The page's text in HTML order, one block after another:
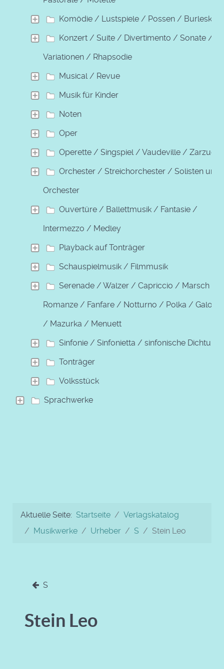
Komödie / Lustspiele / Possen / Burleske
Konzert / Suite / Divertimento / Sonate /
Variationen / Rhapsodie
Musical / Revue
Musik für Kinder
Noten
Oper
Operette / Singspiel / Vaudeville / Zarzuela
Orchester / Streichorchester / Solisten und
Orchester
Ouvertüre / Ballettmusik / Fantasie /
Intermezzo / Medley
Playback auf Tonträger
Schauspielmusik / Filmmusik
Serenade / Walzer / Capriccio / Marsch /
Romanze / Fanfare / Notturno / Polka / Galopp
/ Mazurka / Menuett
Sinfonie / Sinfonietta / sinfonische Dichtung
Tonträger
Volksstück
Sprachwerke
Aktuelle Seite: Startseite
Verlagskatalog
Musikwerke
Urheber S Stein Leo
S
Stein Leo